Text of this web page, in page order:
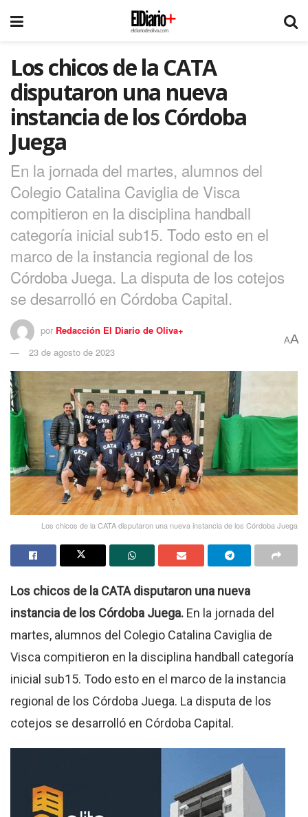
Los chicos de la CATA
disputaron una nueva
instancia de los Córdoba
Juega
En la jornada del martes, alumnos del
Colegio Catalina Caviglia de Visca
compitieron en la disciplina handball
categoría inicial sub15. Todo esto en el
marco de la instancia regional de los
Córdoba Juega. La disputa de los cotejos
se desarrolló en Córdoba Capital.
por Redacción El Diario de Oliva+
23 de agosto de 2023
AA
Los chicos de la CATA disputaron una nueva instancia de los Córdoba Juega
Los chicos de la CATA disputaron una nueva
instancia de los Córdoba Juega. En la jornada del
martes, alumnos del Colegio Catalina Caviglia de
Visca compitieron en la disciplina handball categoría
inicial sub15. Todo esto en el marco de la instancia
regional de los Córdoba Juega. La disputa de los
cotejos se desarrolló en Córdoba Capital.